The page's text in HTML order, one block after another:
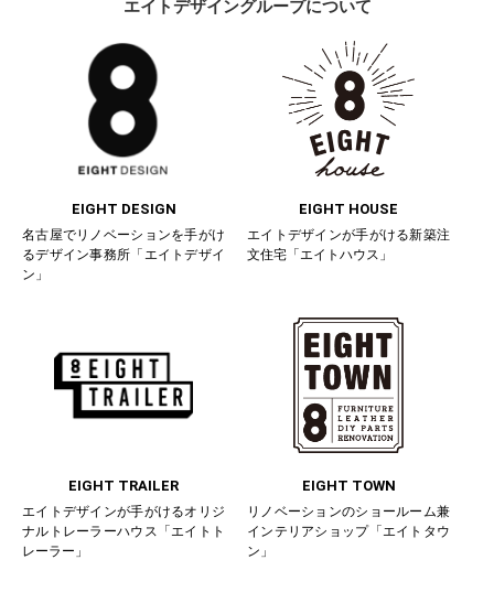
エイトデザイングループについて
EIGHT DESIGN
名古屋でリノベーションを手がけ
るデザイン事務所「エイトデザイ
ン」
EIGHT HOUSE
エイトデザインが手がける新築注
文住宅「エイトハウス」
EIGHT TRAILER
エイトデザインが手がけるオリジ
ナルトレーラーハウス「エイトト
レーラー」
EIGHT TOWN
リノベーションのショールーム兼
インテリアショップ「エイトタウ
ン」